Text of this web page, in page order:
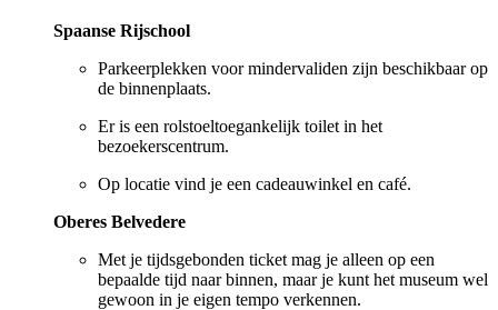
Spaanse Rijschool
Parkeerplekken voor mindervaliden zijn beschikbaar op
de binnenplaats.
Er is een rolstoeltoegankelijk toilet in het
bezoekerscentrum.
Op locatie vind je een cadeauwinkel en café.
Oberes Belvedere
Met je tijdsgebonden ticket mag je alleen op een
bepaalde tijd naar binnen, maar je kunt het museum wel
gewoon in je eigen tempo verkennen.